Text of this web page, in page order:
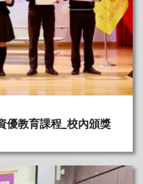
優教育課程_校內頒獎